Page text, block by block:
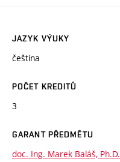
JAZYK VÝUKY
čeština
POČET KREDITŮ
3
GARANT PŘEDMĚTU
doc. Ing. Marek Baláš, Ph.D.